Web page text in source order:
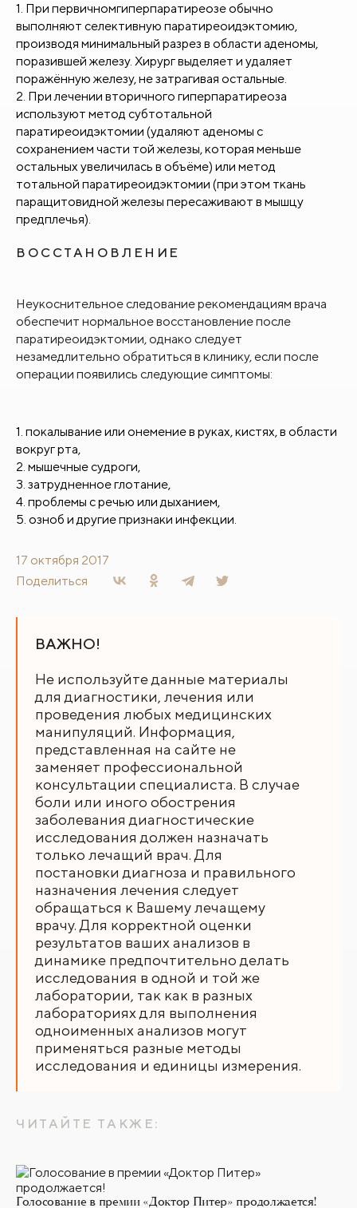
При первичномгиперпаратиреозе обычно
выполняют селективную паратиреоидэктомию,
производя минимальный разрез в области аденомы,
поразившей железу. Хирург выделяет и удаляет
поражённую железу, не затрагивая остальные.
При лечении вторичного гиперпаратиреоза
используют метод субтотальной
паратиреоидэктомии (удаляют аденомы с
сохранением части той железы, которая меньше
остальных увеличилась в объёме) или метод
тотальной паратиреоидэктомии (при этом ткань
паращитовидной железы пересаживают в мышцу
предплечья).
ВОССТАНОВЛЕНИЕ
Неукоснительное следование рекомендациям врача
обеспечит нормальное восстановление после
паратиреоидэктомии, однако следует
незамедлительно обратиться в клинику, если после
операции появились следующие симптомы:
покалывание или онемение в руках, кистях, в области
вокруг рта,
мышечные судроги,
затрудненное глотание,
проблемы с речью или дыханием,
озноб и другие признаки инфекции.
17 октября 2017
Поделиться
ВАЖНО!
Не используйте данные материалы
для диагностики, лечения или
проведения любых медицинских
манипуляций. Информация,
представленная на сайте не
заменяет профессиональной
консультации специалиста. В случае
боли или иного обострения
заболевания диагностические
исследования должен назначать
только лечащий врач. Для
постановки диагноза и правильного
назначения лечения следует
обращаться к Вашему лечащему
врачу. Для корректной оценки
результатов ваших анализов в
динамике предпочтительно делать
исследования в одной и той же
лаборатории, так как в разных
лабораториях для выполнения
одноименных анализов могут
применяться разные методы
исследования и единицы измерения.
ЧИТАЙТЕ ТАКЖЕ:
Голосование в премии «Доктор Питер» продолжается!